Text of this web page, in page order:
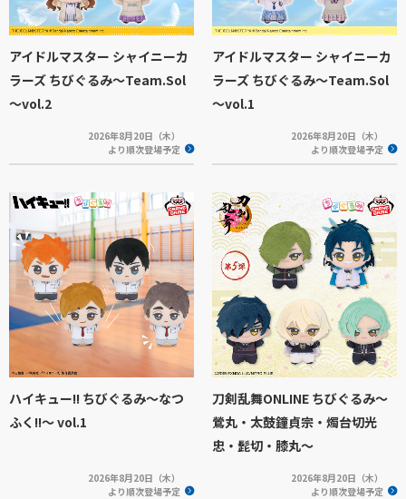
アイドルマスター シャイニーカ
ラーズ ちびぐるみ～Team.Sol
～vol.2
2026年8月20日（木）
より順次登場予定
アイドルマスター シャイニーカ
ラーズ ちびぐるみ～Team.Sol
～vol.1
2026年8月20日（木）
より順次登場予定
ハイキュー!! ちびぐるみ～なつ
ふく!!～ vol.1
2026年8月20日（木）
より順次登場予定
刀剣乱舞ONLINE ちびぐるみ～
鶯丸・太鼓鐘貞宗・燭台切光
忠・髭切・膝丸～
2026年8月20日（木）
より順次登場予定